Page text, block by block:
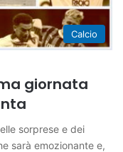
Calcio
giornata
sorprese e dei
sarà emozionante e,